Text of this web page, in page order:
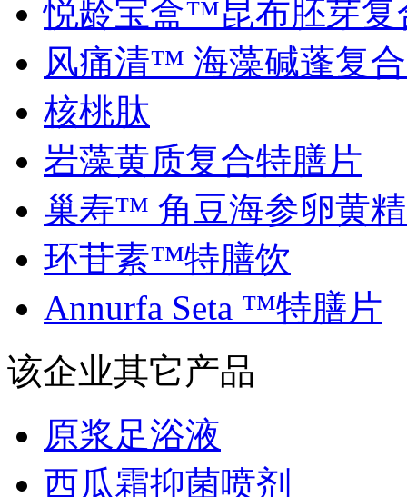
悦龄宝盒™昆布胚芽复
风痛清™ 海藻碱蓬复
核桃肽
岩藻黄质复合特膳片
巢寿™ 角豆海参卵黄
环苷素™特膳饮
Annurfa Seta ™特膳片
该企业其它产品
原浆足浴液
西瓜霜抑菌喷剂